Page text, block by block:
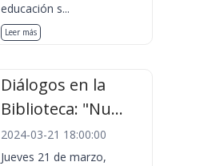
educación s...
Leer más
Diálogos en la
Biblioteca: "Nu...
2024-03-21 18:00:00
Jueves 21 de marzo,